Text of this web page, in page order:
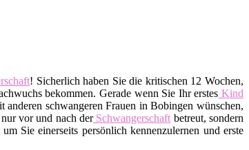
! Sicherlich haben Sie die kritischen 12 Wochen,
bekommen. Gerade wenn Sie Ihr erstes Kind
anderen schwangeren Frauen in Bobingen wünschen,
vor und nach derSchwangerschaft betreut, sondern
Sie einerseits persönlich kennenzulernen und erste